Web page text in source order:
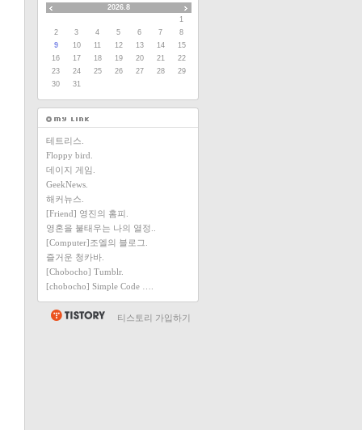
2026.8
1
2
3 4 5 6 7
8
9
10 11 12 13 14
15
16
17 18 19 20 21
22
23
24 25 26 27 28
29
30
31
테트리스.
Floppy bird.
데이지 게임.
GeekNews.
해커뉴스.
[Friend] 영진의 홈피.
영혼을 불태우는 나의 열정..
[Computer]조엘의 블로그.
즐거운 청카바.
[Chobocho] Tumblr.
[chobocho] Simple Code ….
티스토리 가입하기